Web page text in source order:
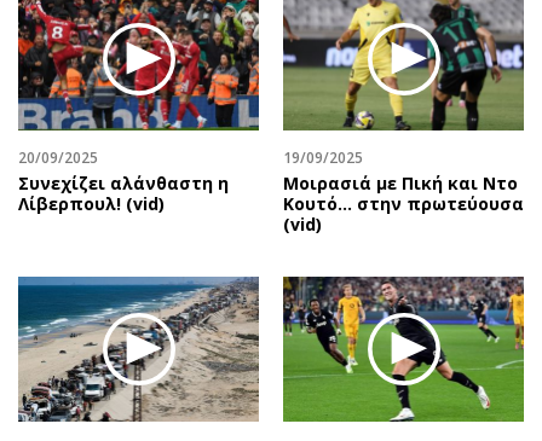
Βιβλίο
Χειρόγραφα
Προσωπικότητες στην ''Κ''
Επιστολές
20/09/2025
Συνεχίζει αλάνθαστη η
Λίβερπουλ! (vid)
19/09/2025
Μοιρασιά με Πική και Ντο
Κουτό… στην πρωτεύουσα
(vid)